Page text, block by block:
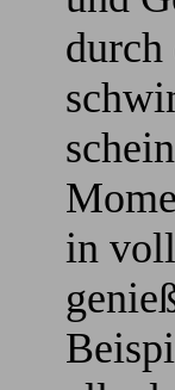
in